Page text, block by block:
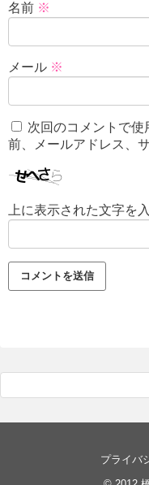
名前 ※
メール ※
次回のコメントで使
前、メールアドレス、
上に表示された文字を
プライバ